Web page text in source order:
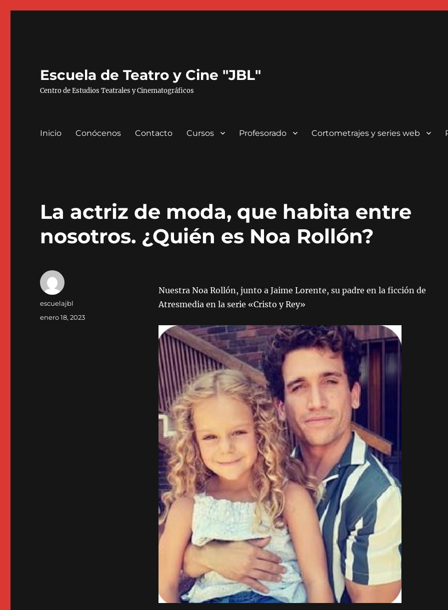
Escuela de Teatro y Cine "JBL"
Centro de Estudios Teatrales y Cinematográficos
Inicio Conócenos Contacto Cursos Profesorado Cortometrajes y series web
La actriz de moda, que habita entre
nosotros. ¿Quién es Noa Rollón?
Nuestra Noa Rollón, junto a Jaime Lorente, su padre en la ficción de
Atresmedia en la serie «Cristo y Rey»
Autor
escuelajbl
Publicado
enero 18, 2023